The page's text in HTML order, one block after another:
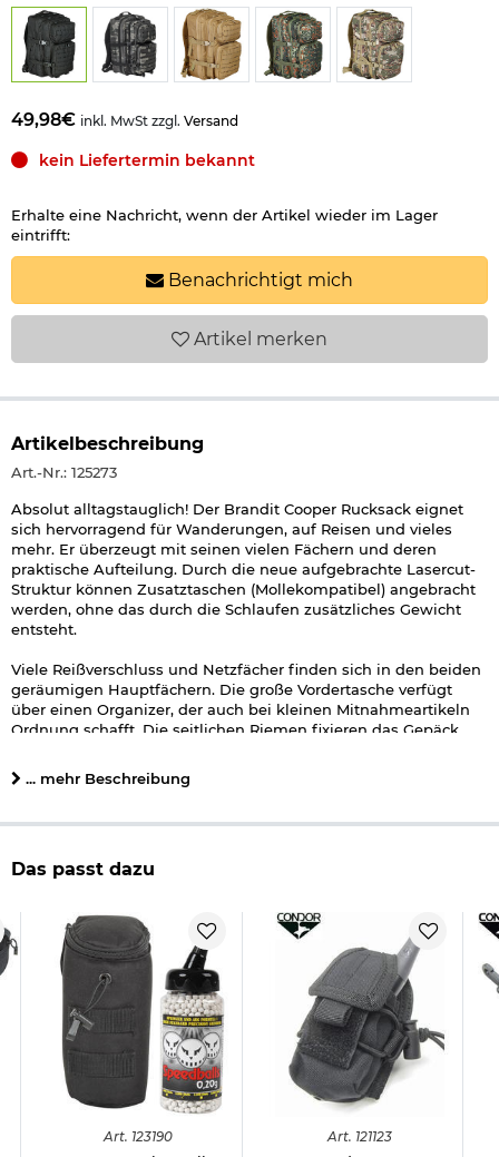
49,98€ inkl. MwSt zzgl. Versand
kein Liefertermin bekannt
Erhalte eine Nachricht, wenn der Artikel wieder im Lager
eintrifft:
Benachrichtigt mich
Artikel merken
Artikelbeschreibung
Art.-Nr.: 125273
Absolut alltagstauglich! Der Brandit Cooper Rucksack eignet
sich hervorragend für Wanderungen, auf Reisen und vieles
mehr. Er überzeugt mit seinen vielen Fächern und deren
praktische Aufteilung. Durch die neue aufgebrachte Lasercut-
Struktur können Zusatztaschen (Mollekompatibel) angebracht
werden, ohne das durch die Schlaufen zusätzliches Gewicht
entsteht.
Viele Reißverschluss und Netzfächer finden sich in den beiden
geräumigen Hauptfächern. Die große Vordertasche verfügt
über einen Organizer, der auch bei kleinen Mitnahmeartikeln
Ordnung schafft. Die seitlichen Riemen fixieren das Gepäck.
Gepolsterte und verstellbare Schultergurte und der zusätzliche
längenverstellbare Bauchgurt schaffen ein komfortables
Material: 100% Nylon
längenverstellbarer Bauchgurt
Fronttasche mit Organizer
zwei Hauptfächer
Maße: ca. 52 x 30 x 32 cm
Packvolumen: ca. 40 Liter
Farbe: schwarz
Marke: Brandit
Herstellerinformationen
... mehr Beschreibung
Das passt dazu
Art. 123190 Art. 121123